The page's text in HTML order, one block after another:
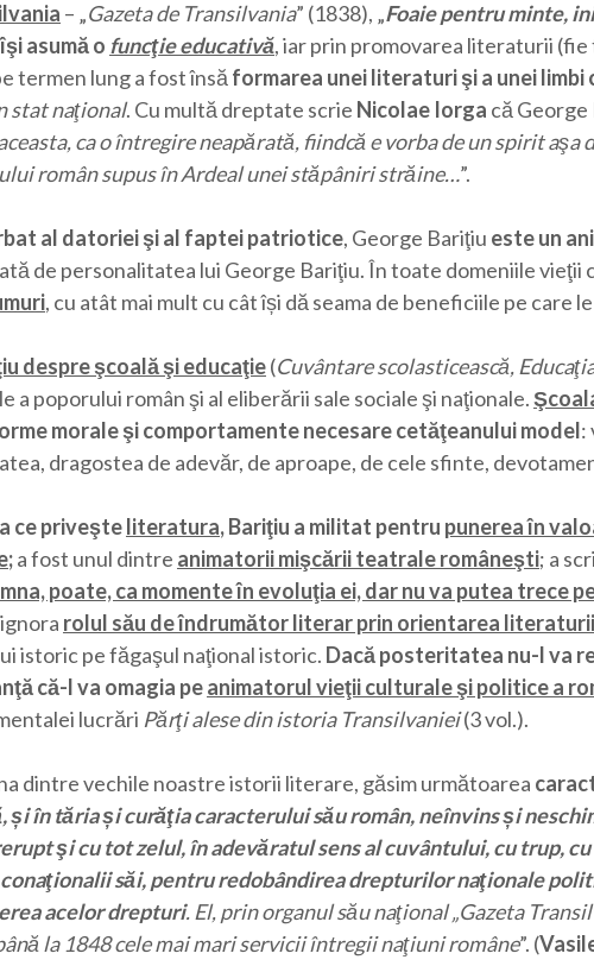
– „Gazeta de Transilvania” (1838), „Foaie pentru minte,
îşi asumă o funcţie educativă, iar prin promovarea literaturii
termen lung a fost însă formarea unei literaturi şi a unei
stat naţional. Cu multă dreptate scrie Nicolae Iorga că George
ca o întregire neapărată, fiindcă e vorba de un spirit
român supus în Ardeal unei stăpâniri străine…”.
al datoriei şi al faptei patriotice, George Bariţiu este un
de personalitatea lui George Bariţiu. În toate domeniile vieţii
, cu atât mai mult cu cât își dă seama de beneficiile pe care
despre şcoală şi educaţie(Cuvântare scolasticească,
a poporului român şi al eliberării sale sociale şi naţionale.
morale şi comportamentenecesare cetăţeanului model:
dragostea de adevăr, de aproape, de cele sfinte,
ce priveşteliteratura, Bariţiu a militat pentru punerea în
;a fost unul dintre animatorii mişcării teatrale româneşti; a
poate, ca momente în evoluţia ei, dar nu va putea
rolul său de îndrumător literar prin orientarea
istoric pe făgaşul naţional istoric. Dacă posteritatea nu-l va
că-l va omagia peanimatorul vieţii culturale şi politice a
lucrări Părţi alese din istoria Transilvaniei(3 vol.).
dintre vechile noastre istorii literare, găsim următoarea
și în tăria și curăţia caracterului său român, neînvins și
şi cu tot zelul, în adevăratul sens al cuvântului, cu trup,
săi, pentru redobândirea drepturilor naţionale
acelor drepturi. El, prin organul său naţional „Gazeta
la 1848 cele mai mari servicii întregii naţiuni române”. (